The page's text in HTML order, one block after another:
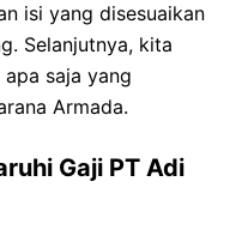
isi yang disesuaikan
Selanjutnya, kita
saja yang
Armada.
Gaji PT Adi